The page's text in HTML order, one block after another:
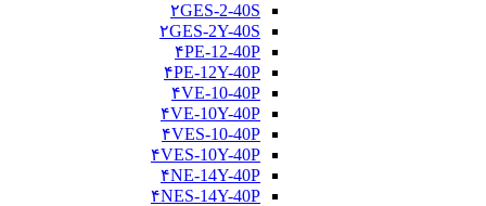
۲GES-2-40S
۲GES-2Y-40S
۴PE-12-40P
۴PE-12Y-40P
۴VE-10-40P
۴VE-10Y-40P
۴VES-10-40P
۴VES-10Y-40P
۴NE-14Y-40P
۴NES-14Y-40P